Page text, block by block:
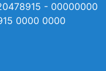
- 00000000
0000 0000